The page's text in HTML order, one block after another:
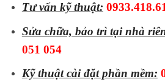
Tư vấn kỹ thuật:
Sửa chữa, bảo trì tại nhà
051 054
Kỹ thuật cài đặt phần mềm: